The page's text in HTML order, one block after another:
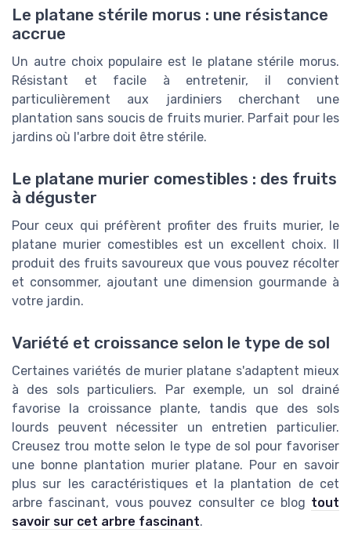
Le platane stérile morus : une résistance
accrue
Un autre choix populaire est le platane stérile morus.
Résistant et facile à entretenir, il convient
particulièrement aux jardiniers cherchant une
plantation sans soucis de fruits murier. Parfait pour les
jardins où l'arbre doit être stérile.
Le platane murier comestibles : des fruits
à déguster
Pour ceux qui préfèrent profiter des fruits murier, le
platane murier comestibles est un excellent choix. Il
produit des fruits savoureux que vous pouvez récolter
et consommer, ajoutant une dimension gourmande à
votre jardin.
Variété et croissance selon le type de sol
Certaines variétés de murier platane s'adaptent mieux
à des sols particuliers. Par exemple, un sol drainé
favorise la croissance plante, tandis que des sols
lourds peuvent nécessiter un entretien particulier.
Creusez trou motte selon le type de sol pour favoriser
une bonne plantation murier platane. Pour en savoir
plus sur les caractéristiques et la plantation de cet
arbre fascinant, vous pouvez consulter ce blog tout
savoir sur cet arbre fascinant.